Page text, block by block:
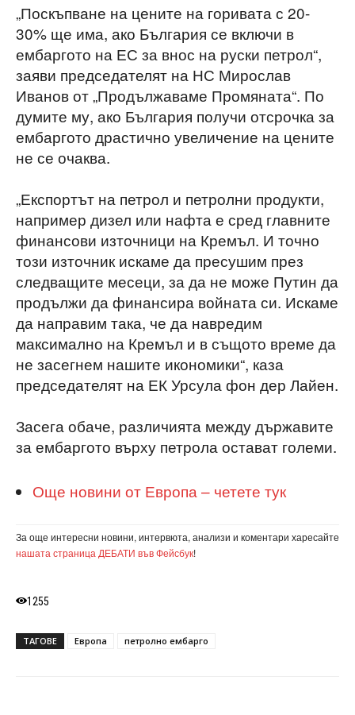
„Поскъпване на цените на горивата с 20-
30% ще има, ако България се включи в
ембаргото на ЕС за внос на руски петрол“,
заяви председателят на НС Мирослав
Иванов от „Продължаваме Промяната“. По
думите му, ако България получи отсрочка за
ембаргото драстично увеличение на цените
не се очаква.
„Експортът на петрол и петролни продукти,
например дизел или нафта е сред главните
финансови източници на Кремъл. И точно
този източник искаме да пресушим през
следващите месеци, за да не може Путин да
продължи да финансира войната си. Искаме
да направим така, че да навредим
максимално на Кремъл и в същото време да
не засегнем нашите икономики“, каза
председателят на ЕК Урсула фон дер Лайен.
Засега обаче, различията между държавите
за ембаргото върху петрола остават големи.
Още новини от Европа – четете тук
За още интересни новини, интервюта, анализи и коментари харесайте
нашата страница ДЕБАТИ във Фейсбук!
1255
ТАГОВЕ Европа петролно ембарго